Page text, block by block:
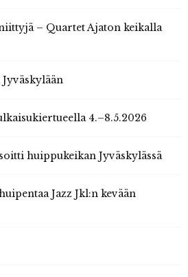
– Quartet Ajaton keikalla
4.–8.5.2026
huippukeikan Jyväskylässä
Jazz Jkl:n kevään